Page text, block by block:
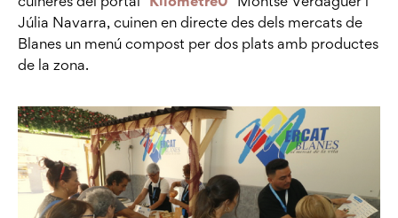
Júlia Navarra, cuinen en directe des dels mercats de
Blanes un menú compost per dos plats amb productes
de la zona.